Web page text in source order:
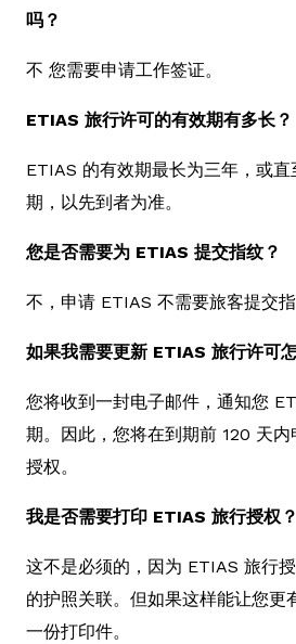
吗？
不 您需要申请工作签证。
ETIAS 旅行许可的有效期有多长？
ETIAS 的有效期最长为三年，或直
期，以先到者为准。
您是否需要为 ETIAS 提交指纹？
不，申请 ETIAS 不需要旅客提交指
如果我需要更新 ETIAS 旅行许可
您将收到一封电子邮件，通知您
期。因此，您将在到期前 120 天
授权。
我是否需要打印 ETIAS 旅行授权？
这不是必须的，因为 ETIAS 旅行
的护照关联。但如果这样能让您更
一份打印件。